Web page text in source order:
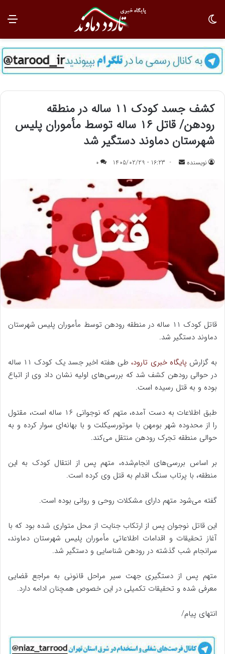
کشف جسد کودک ۱۱ ساله در منطقه
رودهن/ قاتل ۱۶ ساله توسط مأموران پلیس
شهرستان دماوند دستگیر شد
نویسنده
ا
ی
ی
16:23 - 1405/02/29
0
قاتل کودک ۱۱ ساله در منطقه رودهن توسط مأموران پلیس شهرستان
دماوند دستگیر شد.
به گزارش پایگاه خبری تارود،
طی هفته اخیر جسد یک کودک ۱۱ ساله
در حوالی رودهن کشف شد که بررسی‌های اولیه نشان داد وی از اتباع
بوده و به قتل رسیده است.
طبق اطلاعات به دست آمده، متهم که نوجوانی ۱۶ ساله است، مقتول
را از محدوده شهر بومهن با موتورسیکلت و با بهانه‌ای سوار کرده و به
حوالی منطقه تجرک رودهن منتقل می‌کند.
بر اساس بررسی‌های انجام‌شده، متهم پس از انتقال کودک به این
منطقه، با پرتاب سنگ اقدام به قتل وی کرده است.
گفته می‌شود متهم دارای مشکلات روحی و روانی بوده است.
این قاتل نوجوان پس از ارتکاب جنایت از محل متواری شده بود که با
آغاز تحقیقات و اقدامات اطلاعاتی مأموران پلیس شهرستان دماوند،
سرانجام شب گذشته در رودهن شناسایی و دستگیر شد.
متهم پس از دستگیری جهت سیر مراحل قانونی به مراجع قضایی
معرفی شده و تحقیقات تکمیلی در این خصوص همچنان ادامه دارد.
انتهای پیام/